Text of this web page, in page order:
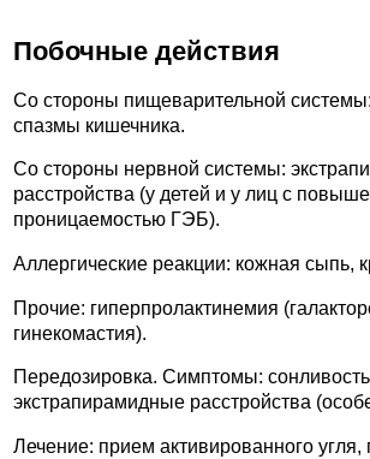
Побочные действия
Со стороны пищеварительной
спазмы кишечника.
Со стороны нервной системы:
расстройства (у детей и у лиц с
проницаемостью ГЭБ).
Аллергические реакции: кожная сыпь,
Прочие: гиперпролактинемия
гинекомастия).
Передозировка. Симптомы:
экстрапирамидные расстройства
Лечение: прием активированного угля,